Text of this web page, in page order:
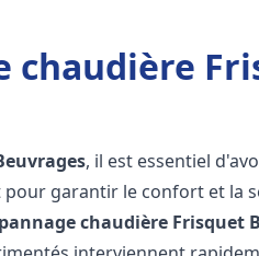
, il est essentiel
garantir le confort et la
chaudière Frisquet